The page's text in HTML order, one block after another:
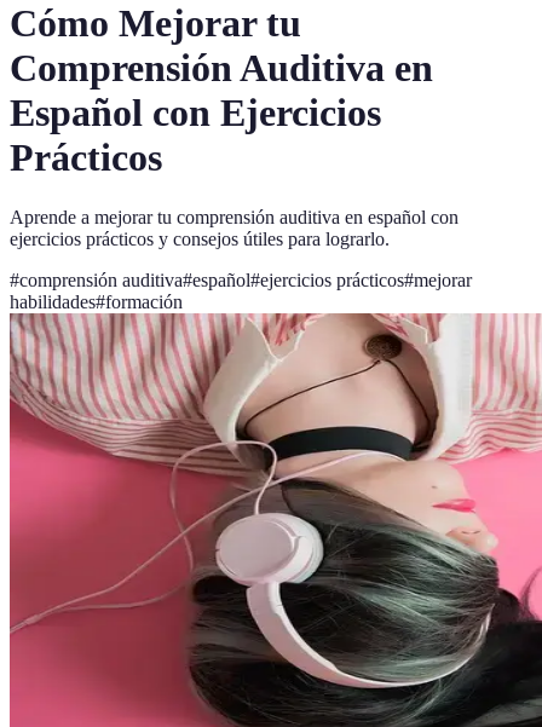
Cómo Mejorar tu
Comprensión Auditiva en
Español con Ejercicios
Prácticos
Aprende a mejorar tu comprensión auditiva en español con
ejercicios prácticos y consejos útiles para lograrlo.
#comprensión auditiva#español#ejercicios prácticos#mejorar
habilidades#formación